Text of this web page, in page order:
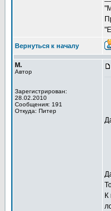
Вернуться к началу
М.
Автор
Зарегистрирован:
28.02.2010
Сообщения: 191
Откуда: Питер
К